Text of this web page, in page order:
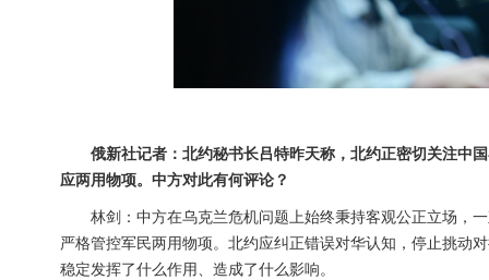
俄新社记者：北约秘书长吕特昨天称，北约正密切关注中
应两用物项。中方对此有何评论？
林剑：中方在乌克兰危机问题上始终秉持客观公正立场，
严格管控军民两用物项。北约应纠正错误对华认知，停止挑动
稳定发挥了什么作用、造成了什么影响。